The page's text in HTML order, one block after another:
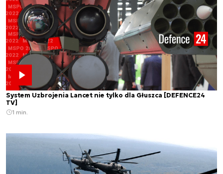
System Uzbrojenia Lancet nie tylko dla Głuszca [DEFENCE24
TV]
1 min.